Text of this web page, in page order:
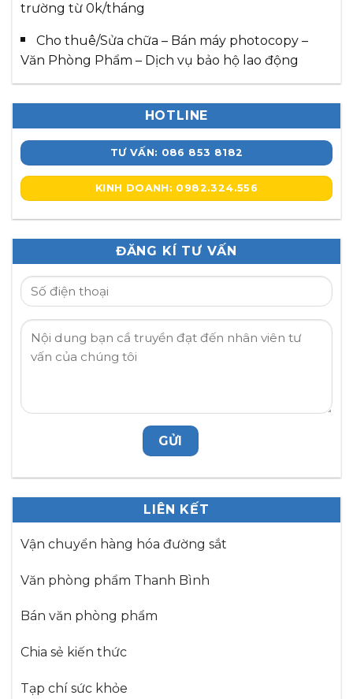
trường từ 0k/tháng
Cho thuê/Sửa chữa – Bán máy photocopy –
Văn Phòng Phẩm – Dịch vụ bảo hộ lao động
HOTLINE
TƯ VẤN: 086 853 8182
KINH DOANH: 0982.324.556
ĐĂNG KÍ TƯ VẤN
LIÊN KẾT
Vận chuyển hàng hóa đường sắt
Văn phòng phẩm Thanh Bình
Bán văn phòng phẩm
Chia sẻ kiến thức
Tạp chí sức khỏe